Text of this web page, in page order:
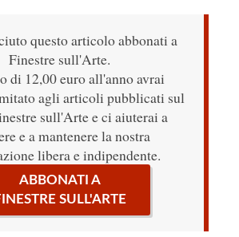
questo articolo abbonati a
Finestre sull'Arte.
di 12,00 euro all'anno avrai
agli articoli pubblicati sul
sull'Arte e ci aiuterai a
e a mantenere la nostra
libera e indipendente.
ABBONATI A
SULL'ARTE